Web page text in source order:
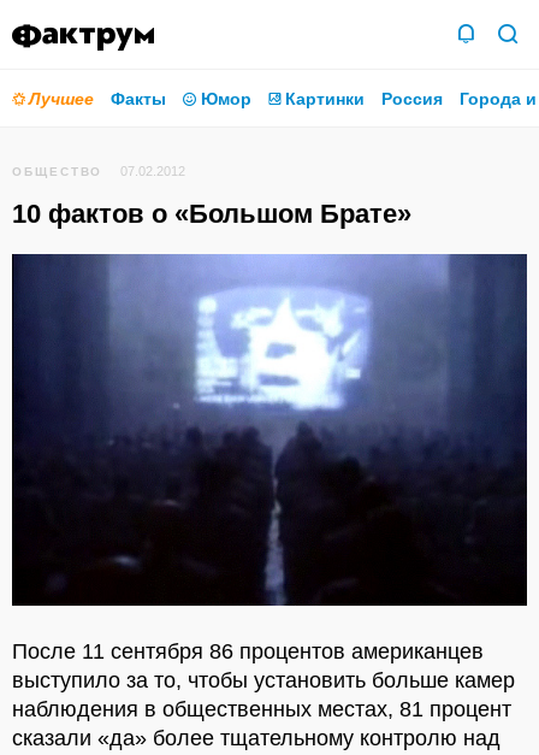
Лучшее Факты Юмор Картинки Россия Города
ОБЩЕСТВО 07.02.2012
10 фактов о «Большом Брате»
После 11 сентября 86 процентов американцев
выступило за то, чтобы установить больше камер
наблюдения в общественных местах, 81 процент
сказали «да» более тщательному контролю над